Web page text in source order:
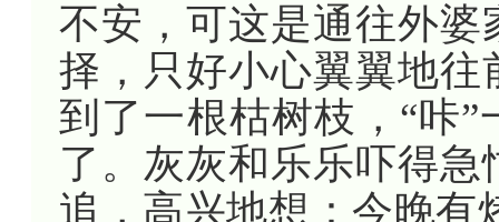
不安，可这是通往外
择，只好小心翼翼地
到了一根枯树枝，“咔
了。灰灰和乐乐吓得
追，高兴地想：今晚有